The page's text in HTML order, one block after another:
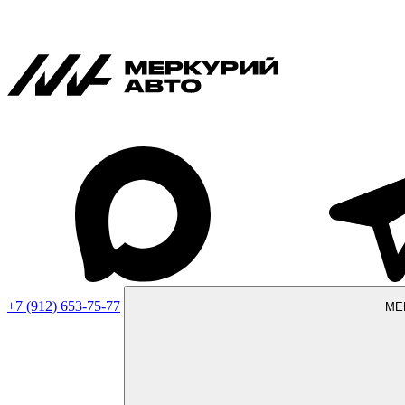
+7 (912) 653-75-77